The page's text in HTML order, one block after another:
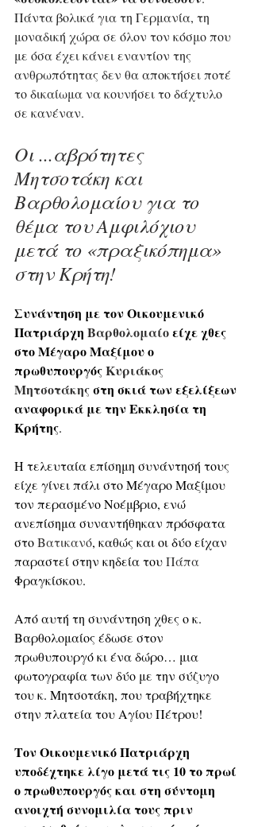
Πάντα βολικά για τη Γερμανία, τη
μοναδική χώρα σε όλον τον κόσμο που
με όσα έχει κάνει εναντίον της
ανθρωπότητας δεν θα αποκτήσει ποτέ
το δικαίωμα να κουνήσει το δάχτυλο
σε κανέναν.
Οι ...αβρότητες
Μητσοτάκη και
Βαρθολομαίου για το
θέμα του Αμφιλόχιου
μετά το «πραξικόπημα»
στην Κρήτη!
Συνάντηση με τον Οικουμενικό
Πατριάρχη Βαρθολομαίο είχε χθες
στο Μέγαρο Μαξίμου ο
πρωθυπουργός Κυριάκος
Μητσοτάκης στη σκιά των εξελίξεων
αναφορικά με την Εκκλησία τη
Κρήτης.
Η τελευταία επίσημη συνάντησή τους
είχε γίνει πάλι στο Μέγαρο Μαξίμου
τον περασμένο Νοέμβριο, ενώ
ανεπίσημα συναντήθηκαν πρόσφατα
στο Βατικανό, καθώς και οι δύο είχαν
παραστεί στην κηδεία του Πάπα
Φραγκίσκου.
Από αυτή τη συνάντηση χθες ο κ.
Βαρθολομαίος έδωσε στον
πρωθυπουργό κι ένα δώρο… μια
φωτογραφία των δύο με την σύζυγο
του κ. Μητσοτάκη, που τραβήχτηκε
στην πλατεία του Αγίου Πέτρου!
Τον Οικουμενικό Πατριάρχη
υποδέχτηκε λίγο μετά τις 10 το πρωί
ο πρωθυπουργός και στη σύντομη
ανοιχτή συνομιλία τους πριν